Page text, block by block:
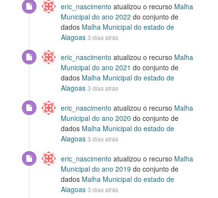
eric_nascimento atualizou o recurso Malha
Municipal do ano 2022 do conjunto de
dados Malha Municipal do estado de
Alagoas 3 dias atrás
eric_nascimento atualizou o recurso Malha
Municipal do ano 2021 do conjunto de
dados Malha Municipal do estado de
Alagoas 3 dias atrás
eric_nascimento atualizou o recurso Malha
Municipal do ano 2020 do conjunto de
dados Malha Municipal do estado de
Alagoas 3 dias atrás
eric_nascimento atualizou o recurso Malha
Municipal do ano 2019 do conjunto de
dados Malha Municipal do estado de
Alagoas 3 dias atrás